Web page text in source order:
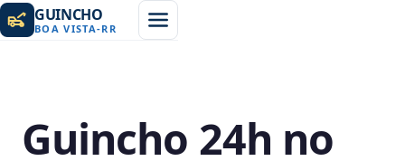
GUINCHO
BOA VISTA-RR
Guincho 24h no